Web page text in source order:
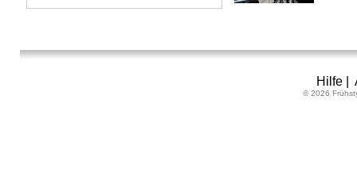
Hilfe|
© 2026